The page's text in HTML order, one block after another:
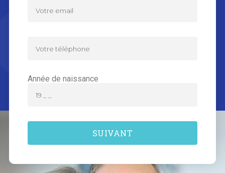
Année de naissance
SUIVANT